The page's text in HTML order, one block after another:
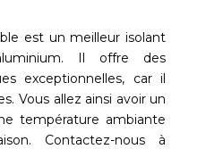
est un meilleur isolant
Il offre des
exceptionnelles, car il
Vous allez ainsi avoir un
température ambiante
Contactez-nous à